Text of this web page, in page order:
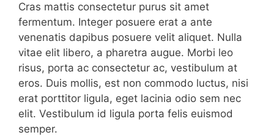
Cras mattis consectetur purus sit amet
fermentum. Integer posuere erat a ante
venenatis dapibus posuere velit aliquet. Nulla
vitae elit libero, a pharetra augue. Morbi leo
risus, porta ac consectetur ac, vestibulum at
eros. Duis mollis, est non commodo luctus, nisi
erat porttitor ligula, eget lacinia odio sem nec
elit. Vestibulum id ligula porta felis euismod
semper.